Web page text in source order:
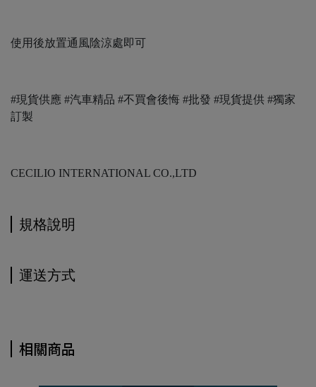
使用後放置通風陰涼處即可
#現貨供應 #汽車精品 #不買會後悔 #批發 #現貨提供 #獨家
訂製
CECILIO INTERNATIONAL CO.,LTD
規格說明
運送方式
相關商品